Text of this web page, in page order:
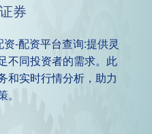
券
-配资平台查询:提供灵
不同投资者的需求。此
和实时行情分析，助力